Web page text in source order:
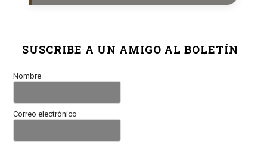
SUSCRIBE A UN AMIGO AL BOLETÍN
Nombre
Correo electrónico